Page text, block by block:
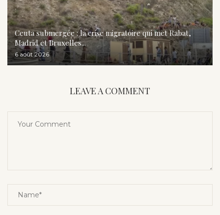
Ceuta submergée : la crise migratoire qui met Rabat,
Madrid et Bruxelles...
6 août 2026
LEAVE A COMMENT